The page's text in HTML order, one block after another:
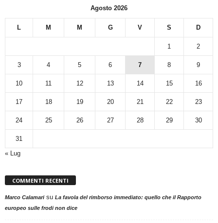
Agosto 2026
L M M G V S D
1 2
3 4 5 6 7 8 9
10 11 12 13 14 15 16
17 18 19 20 21 22 23
24 25 26 27 28 29 30
31
« Lug
COMMENTI RECENTI
Marco Calamarisu La favola del rimborso immediato: quello che il Rapporto
europeo sulle frodi non dice